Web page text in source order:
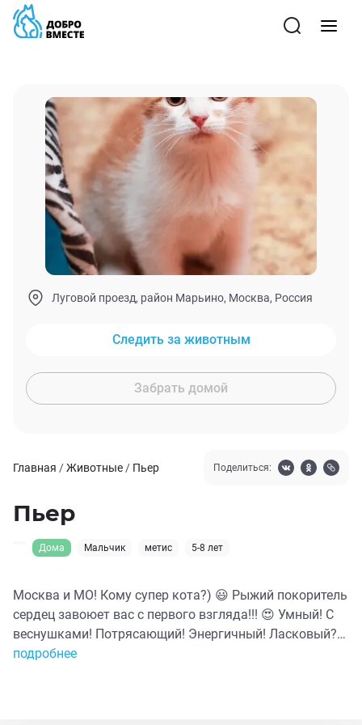
Луговой проезд, район Марьино, Москва, Россия
Следить за животным
Забрать домой
Главная /Животные / Пьер Поделиться:
Пьер
Дома Мальчик метис 5-8 лет
Москва и МО! Кому супер кота?) 😃 Рыжий покоритель
сердец завоюет вас с первого взгляда!!! 😍 Умный! С
веснушками! Потрясающий! Энергичный! Ласковый?
Ну если вкусно покормите!) 😉 Ладит с любыми
подробнее